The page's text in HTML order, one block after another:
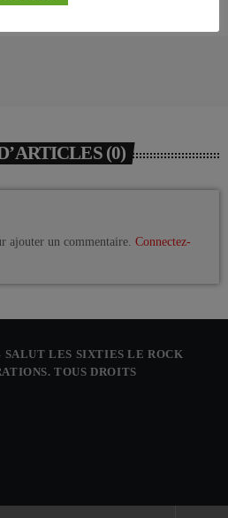
(0)
ajouter un commentaire. Connectez-
SALUT LES SIXTIES LE ROCK
TOUS DROITS